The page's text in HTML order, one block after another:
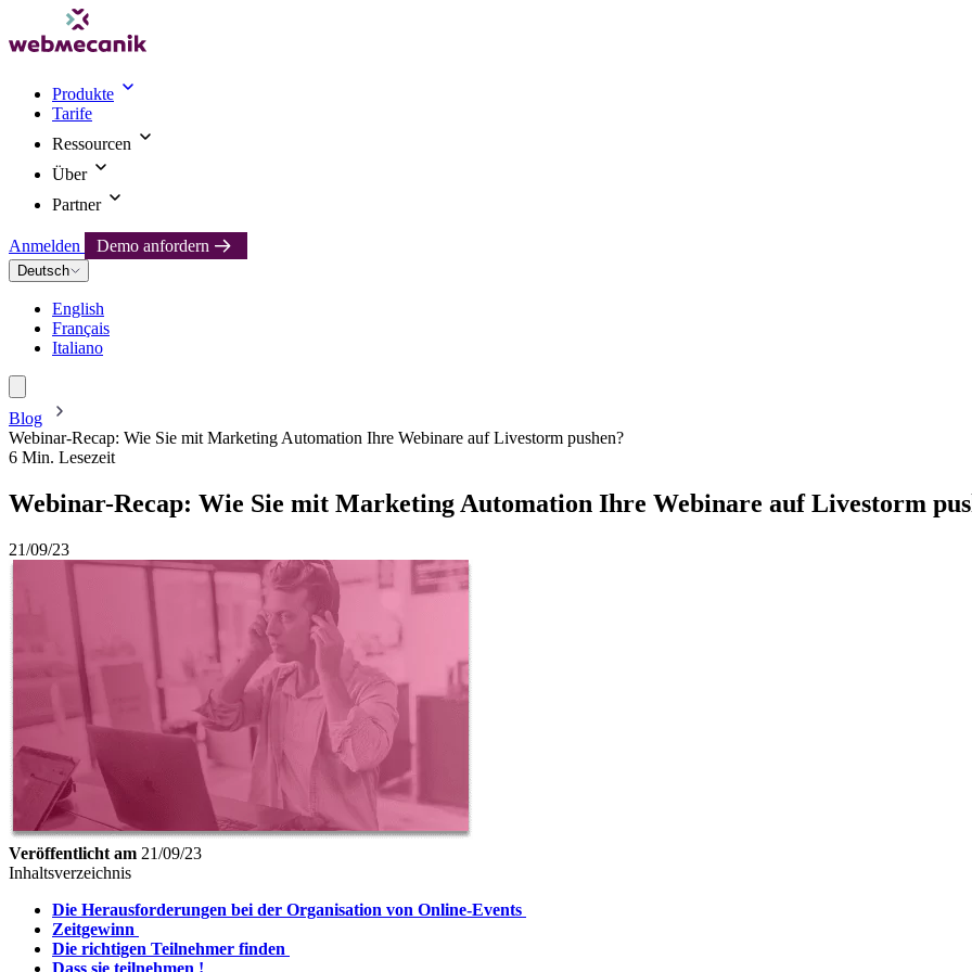
Produkte
Tarife
Ressourcen
Über
Partner
Anmelden Demo anfordern
Deutsch
English
Français
Italiano
Blog
Webinar-Recap: Wie Sie mit Marketing Automation Ihre Webinare auf Livestorm pushen?
6 Min. Lesezeit
Webinar-Recap: Wie Sie mit Marketing Automation Ihre Webinare auf Livestorm
21/09/23
Veröffentlicht am 21/09/23
Inhaltsverzeichnis
Die Herausforderungen bei der Organisation von Online-Events
Zeitgewinn
Die richtigen Teilnehmer finden
Dass sie teilnehmen !